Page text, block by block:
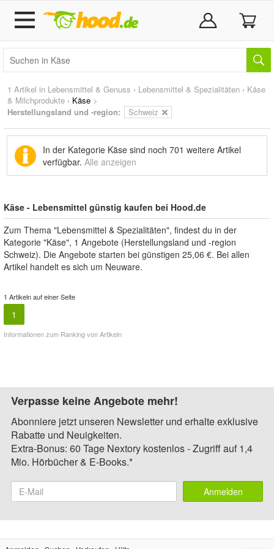
1 Artikel in Lebensmittel & Genuss › Lebensmittel & Spezialitäten › Käse
& Milchprodukte › Käse >
Herstellungsland und -region:
Schweiz
In der Kategorie Käse sind noch 701 weitere Artikel
verfügbar. Alle anzeigen
Käse - Lebensmittel günstig kaufen bei Hood.de
Zum Thema "Lebensmittel & Spezialitäten", findest du in der
Kategorie "Käse", 1 Angebote (Herstellungsland und -region
Schweiz). Die Angebote starten bei günstigen 25,06 €. Bei allen
Artikel handelt es sich um Neuware.
1 Artikeln auf einer Seite
1
Informationen zum Ranking von Artikeln
Verpasse keine Angebote mehr!
Abonniere jetzt unseren Newsletter und erhalte exklusive
Rabatte und Neuigkeiten.
Extra-Bonus: 60 Tage Nextory kostenlos - Zugriff auf 1,4
Mio. Hörbücher & E-Books.*
Anmelden